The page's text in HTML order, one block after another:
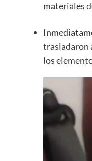
materiales
trasladaron
los